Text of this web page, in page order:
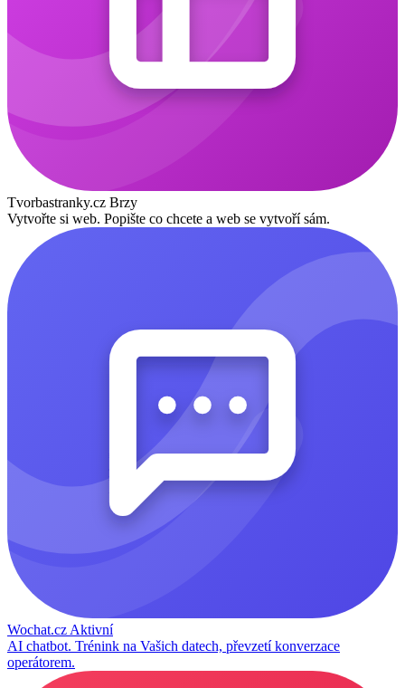
Tvorbastranky.cz Brzy
Vytvořte si web. Popište co chcete a web se vytvoří sám.
Wochat.cz Aktivní
AI chatbot. Trénink na Vašich datech, převzetí konverzace
operátorem.